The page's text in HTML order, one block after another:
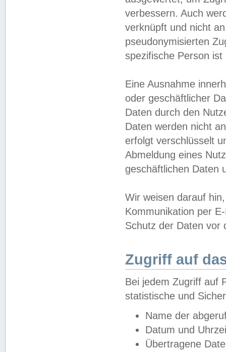
verbessern. Auch
verknüpft und nicht
pseudonymisierten
spezifische Person
Eine Ausnahme
oder geschäftlicher
Daten durch den
Daten werden nicht
erfolgt verschlüsselt
Abmeldung eines
geschäftlichen Daten
Wir weisen darauf
Kommunikation per
Schutz der Daten vor
Zugriff auf
Bei jedem Zugriff auf
statistische und
Name der
Datum und
Übertragene